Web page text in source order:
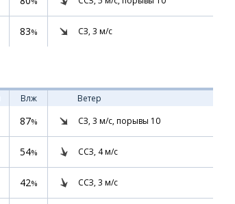
83% СЗ, 3 м/с
Влж
Ветер
87% СЗ, 3 м/с, порывы 10
54% ССЗ, 4м/с
42% ССЗ, 3 м/с